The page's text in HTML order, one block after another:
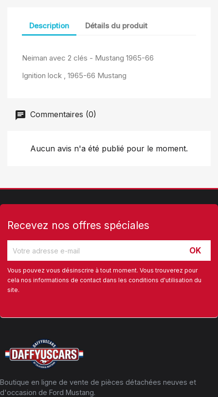
Description Détails du produit
Neiman avec 2 clés - Mustang 1965-66
Ignition lock , 1965-66 Mustang
Commentaires (0)
Aucun avis n'a été publié pour le moment.
Recevez nos offres spéciales
Vous pouvez vous désinscrire à tout moment. Vous trouverez pour
cela nos informations de contact dans les conditions d'utilisation du
site.
Boutique en ligne de vente de pièces détachées neuves et
d'occasion de Ford Mustang.